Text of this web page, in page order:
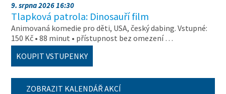
9. srpna 2026 16:30
Tlapková patrola: Dinosauří film
Animovaná komedie pro děti, USA, český dabing. Vstupné:
150 Kč • 88 minut • přístupnost bez omezení …
KOUPIT VSTUPENKY
ZOBRAZIT KALENDÁŘ AKCÍ